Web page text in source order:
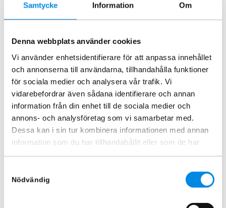
Samtycke Information Om
Denna webbplats använder cookies
Vi använder enhetsidentifierare för att anpassa innehållet
och annonserna till användarna, tillhandahålla funktioner
för sociala medier och analysera vår trafik. Vi
vidarebefordrar även sådana identifierare och annan
information från din enhet till de sociala medier och
annons- och analysföretag som vi samarbetar med.
Dessa kan i sin tur kombinera informationen med annan
information som du har tillhandahållit eller som de har
Nödvändig
Frontbåge EU Svart Renault
Master 2025+
ARTNR:828600S
7 495kr
Inkl. moms
Lägg i varukorg
Frontbåge Svart Nordic Renault
Master 2025+
ARTNR:828606S
8 370kr
Inkl. moms
Lägg i varukorg